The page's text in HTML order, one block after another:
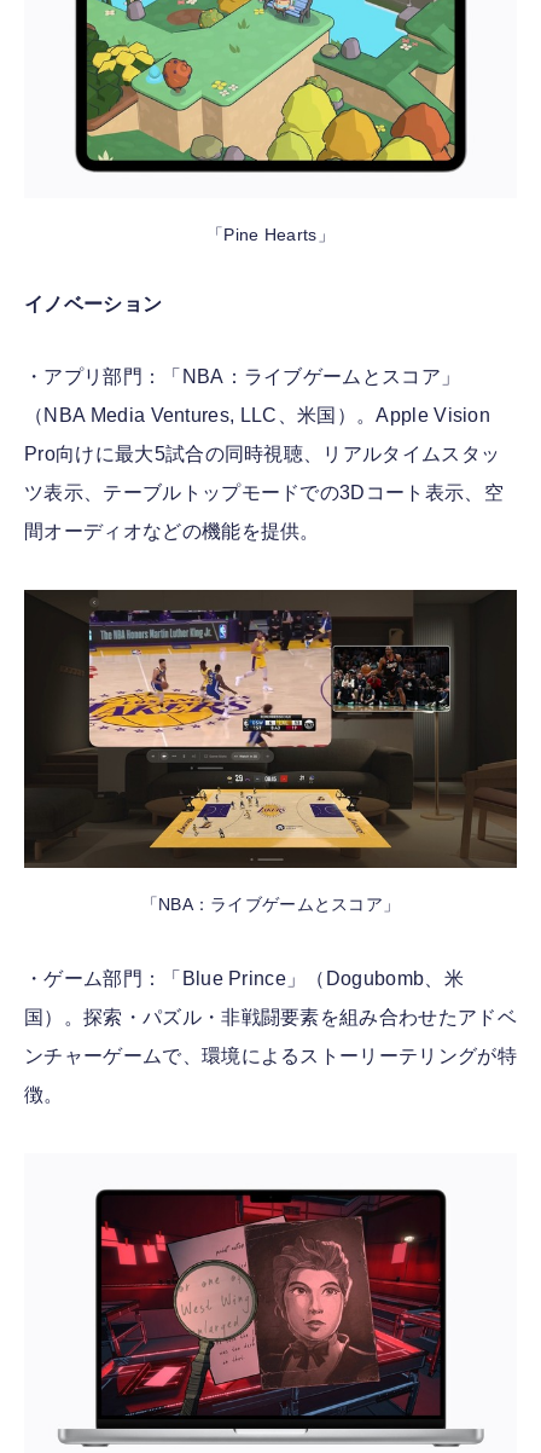
「Pine Hearts」
イノベーション
・アプリ部門：「NBA：ライブゲームとスコア」
（NBA Media Ventures, LLC、米国）。Apple Vision
Pro向けに最大5試合の同時視聴、リアルタイムスタッ
ツ表示、テーブルトップモードでの3Dコート表示、空
間オーディオなどの機能を提供。
「NBA：ライブゲームとスコア」
・ゲーム部門：「Blue Prince」（Dogubomb、米
国）。探索・パズル・非戦闘要素を組み合わせたアドベ
ンチャーゲームで、環境によるストーリーテリングが特
徴。